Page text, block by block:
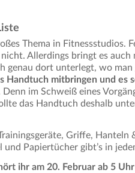
Thema in Fitnessstudios.
Allerdings bringt es
genau dort unterlegt, wo
Handtuch mitbringen und es
Denn im Schweiß eines
das Handtuch deshalb
Griffe, Hanteln
Papiertücher gibt’s in
ihr am 20. Februar ab 5